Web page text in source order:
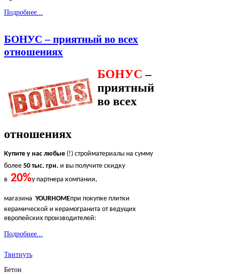
Подробнее...
БОНУС – приятный во всех
отношениях
БОНУС–
приятный
во всех
отношениях
Купите у нас любые (!) стройматериалы на сумму
более 50 тыс. грн. и вы получите скидку
в 20%у партнера компании,
магазина YOURHOMEпри покупке плитки
керамической и керамогранита от ведущих
европейских производителей:
Подробнее...
Твитнуть
Бетон